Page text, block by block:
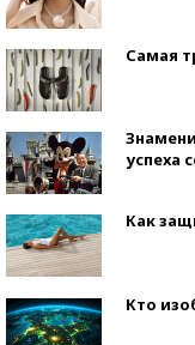
Самая
успеха
Как
Кто